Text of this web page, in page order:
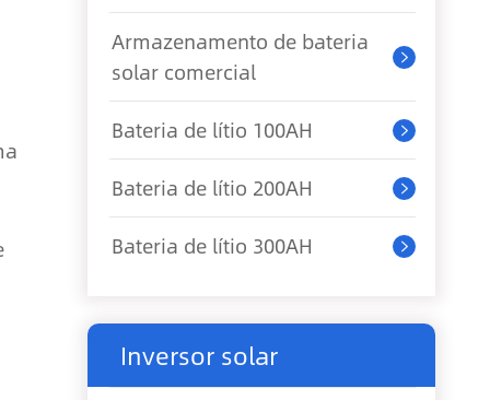
Armazenamento de bateria
solar comercial

Bateria de lítio 100AH 
Bateria de lítio 200AH 
Bateria de lítio 300AH 
Inversor solar